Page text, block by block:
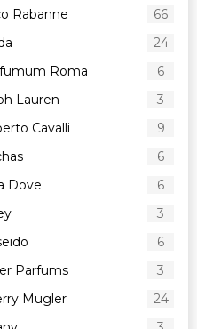
Rabanne
66
24
Roma
6
Lauren
3
Cavalli
9
6
Dove
6
3
6
Parfums
3
Mugler
24